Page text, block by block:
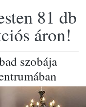
81 db
áron!
szobája